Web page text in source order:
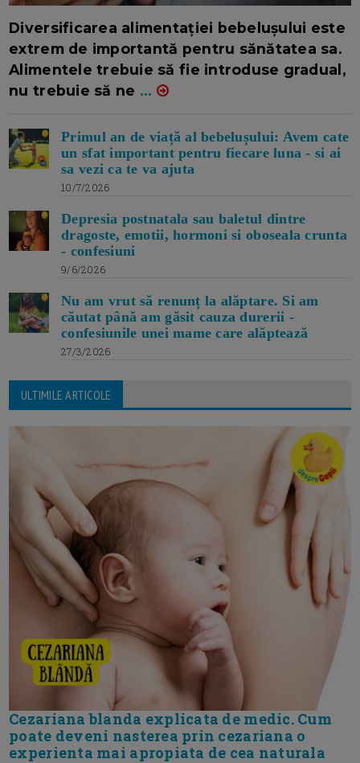
Diversificarea alimentației bebelușului este
extrem de importantă pentru sănătatea sa.
Alimentele trebuie să fie introduse gradual,
nu trebuie să ne ...
Primul an de viață al bebelușului: Avem cate
un sfat important pentru fiecare luna - si ai
sa vezi ca te va ajuta
10/7/2026
Depresia postnatala sau baletul dintre
dragoste, emotii, hormoni si oboseala crunta
- confesiuni
9/6/2026
Nu am vrut să renunț la alăptare. Si am
căutat până am găsit cauza durerii -
confesiunile unei mame care alăptează
27/3/2026
ULTIMILE ARTICOLE
Cezariana blanda explicata de medic. Cum
poate deveni nasterea prin cezariana o
experienta mai apropiata de cea naturala